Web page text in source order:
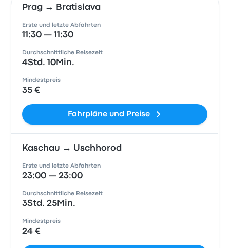
Prag → Bratislava
Erste und letzte Abfahrten
11:30 — 11:30
Durchschnittliche Reisezeit
4Std. 10Min.
Mindestpreis
35 €
Fahrpläne und Preise
Kaschau → Uschhorod
Erste und letzte Abfahrten
23:00 — 23:00
Durchschnittliche Reisezeit
3Std. 25Min.
Mindestpreis
24 €